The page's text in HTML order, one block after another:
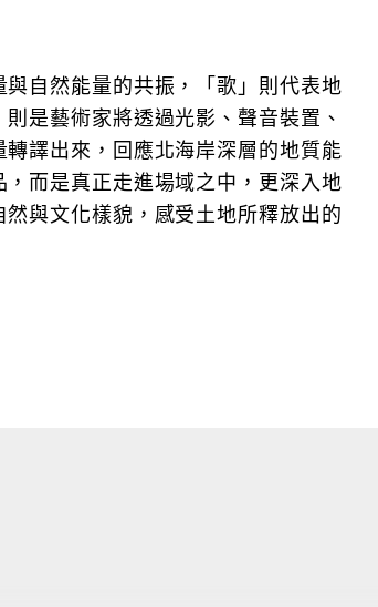
與自然能量的共振，「歌」則代表地
是藝術家將透過光影、聲音裝置、
譯出來，回應北海岸深層的地質能
而是真正走進場域之中，更深入地
與文化樣貌，感受土地所釋放出的